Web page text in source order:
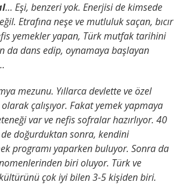
… Eşi, benzeri yok. Enerjisi de kimsede
Etrafına neşe ve mutluluk saçan, bıcır
yemekler yapan, Türk mutfak tarihini
da dans edip, oynamaya başlayan
mezunu. Yıllarca devlette ve özel
çalışıyor. Fakat yemek yapmaya
var ve nefis sofralar hazırlıyor. 40
doğurduktan sonra, kendini
programı yaparken buluyor. Sonra da
biri oluyor. Türk ve
çok iyi bilen 3-5 kişiden biri.